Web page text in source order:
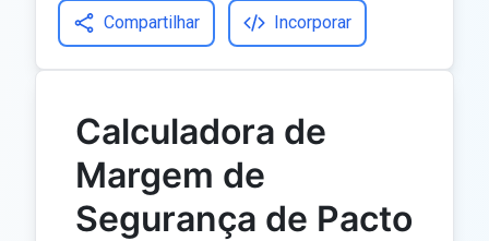
Compartilhar Incorporar
Calculadora de
Margem de
Segurança de Pacto